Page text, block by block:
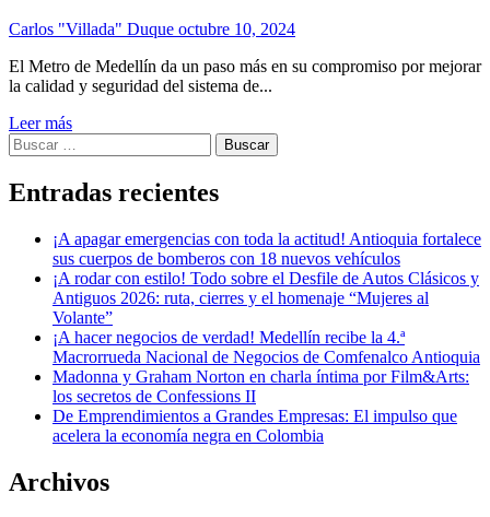
Carlos "Villada" Duque octubre 10, 2024
El Metro de Medellín da un paso más en su compromiso por mejorar
la calidad y seguridad del sistema de...
Leer más
Buscar:
Entradas recientes
¡A apagar emergencias con toda la actitud! Antioquia fortalece
sus cuerpos de bomberos con 18 nuevos vehículos
¡A rodar con estilo! Todo sobre el Desfile de Autos Clásicos y
Antiguos 2026: ruta, cierres y el homenaje “Mujeres al
Volante”
¡A hacer negocios de verdad! Medellín recibe la 4.ª
Macrorrueda Nacional de Negocios de Comfenalco Antioquia
Madonna y Graham Norton en charla íntima por Film&Arts:
los secretos de Confessions II
De Emprendimientos a Grandes Empresas: El impulso que
acelera la economía negra en Colombia
Archivos